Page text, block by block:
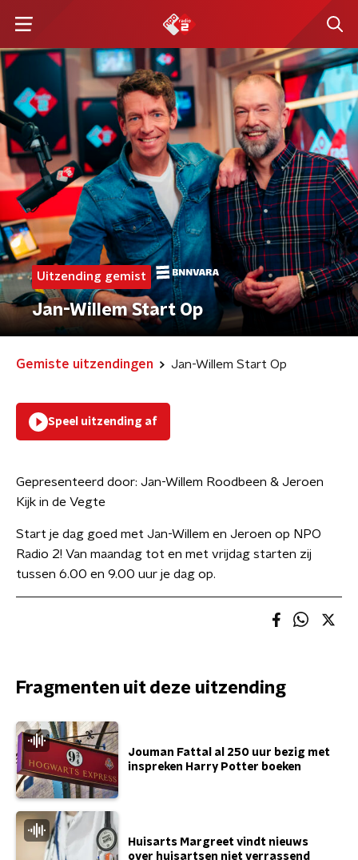
Uitzending gemist
Jan-Willem Start Op
Gemiste uitzendingen Jan-Willem Start Op
Speel uitzending af
Gepresenteerd door: Jan-Willem Roodbeen & Jeroen
Kijk in de Vegte
Start je dag goed met Jan-Willem en Jeroen op NPO
Radio 2! Van maandag tot en met vrijdag starten zij
tussen 6.00 en 9.00 uur je dag op.
Fragmenten uit deze uitzending
Jouman Fattal al 250 uur bezig met
inspreken Harry Potter boeken
Huisarts Margreet vindt nieuws
over huisartsen niet verrassend